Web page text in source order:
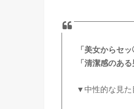
「美女からセ
「清潔感のあ
▼中性的な見た